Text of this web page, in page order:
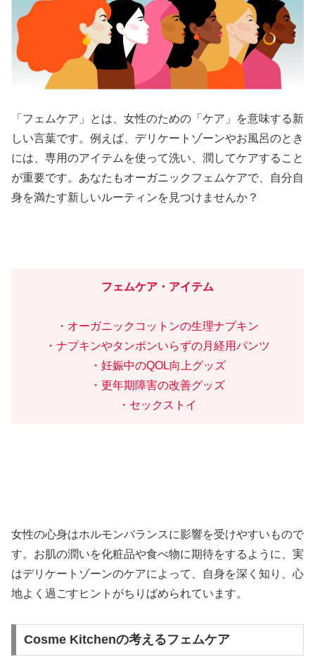
「フェムケア」とは、女性のための「ケア」を意味する新
しい言葉です。例えば、デリケートゾーンやお風呂のとき
には、専用のアイテムを使って洗い、潤してケアすること
が重要です。あなたもオーガニックフェムケアで、自分自
身を満たす新しいルーティンを見つけませんか？
フェムケア・アイテム
・オーガニックコットンの生理ナプキン
・ナプキンやタンポンいらずの月経用パンツ
・妊娠中のQOL向上グッズ
・更年期障害の改善グッズ
・セックストイ
女性の心身はホルモンバランスに影響を受けやすいもので
す。お肌の潤いを化粧品や食べ物に期待をするように、実
はデリケートゾーンのケアによって、自身を深く知り、心
地よく過ごすヒントがちりばめられています。
Cosme Kitchenの考えるフェムケア